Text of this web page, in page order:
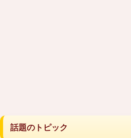
話題のトピック